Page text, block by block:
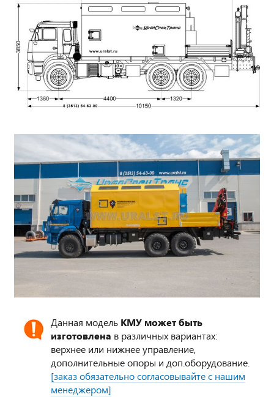
Данная модель КМУ может быть
изготовлена в различных вариантах:
верхнее или нижнее управление,
дополнительные опоры и доп.оборудование.
[заказ обязательно согласовывайте с нашим
менеджером]